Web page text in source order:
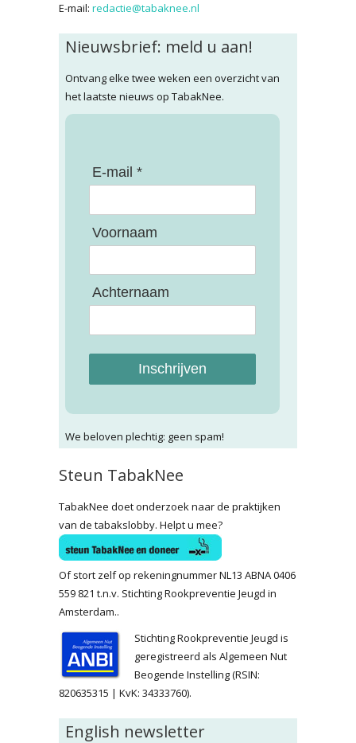
E-mail: redactie@tabaknee.nl
Nieuwsbrief: meld u aan!
Ontvang elke twee weken een overzicht van
het laatste nieuws op TabakNee.
E-mail *
Voornaam
Achternaam
Inschrijven
We beloven plechtig: geen spam!
Steun TabakNee
TabakNee doet onderzoek naar de praktijken
van de tabakslobby. Helpt u mee?
Of stort zelf op rekeningnummer NL13 ABNA 0406
559 821 t.n.v. Stichting Rookpreventie Jeugd in
Amsterdam..
Stichting Rookpreventie Jeugd is
geregistreerd als Algemeen Nut
Beogende Instelling (RSIN:
820635315 | KvK: 34333760).
English newsletter